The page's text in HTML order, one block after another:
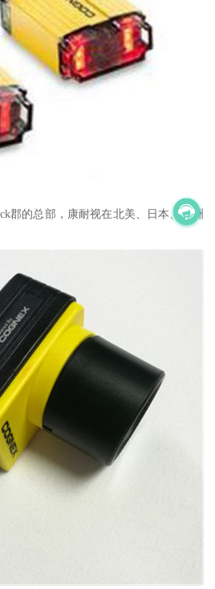
郡的总部，康耐视在北美、日本、欧洲